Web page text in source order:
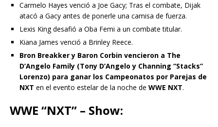
Carmelo Hayes venció a Joe Gacy; Tras el combate, Dijak
atacó a Gacy antes de ponerle una camisa de fuerza.
Lexis King desafió a Oba Femi a un combate titular.
Kiana James venció a Brinley Reece.
Bron Breakker y Baron Corbin vencieron a The
D’Angelo Family (Tony D’Angelo y Channing “Stacks”
Lorenzo) para ganar los Campeonatos por Parejas de
NXT en el evento estelar de la noche de WWE NXT.
WWE “NXT” – Show: